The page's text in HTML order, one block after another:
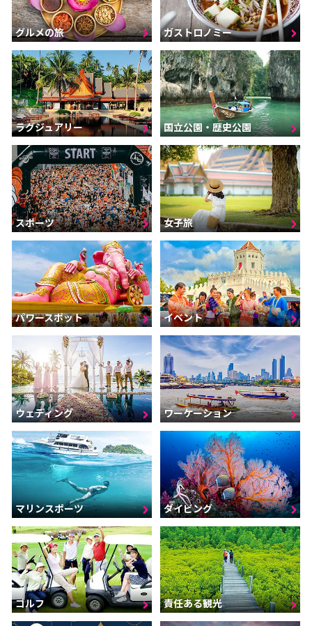
グルメの旅 ガストロノミー
ラグジュアリー 国立公園・歴史公園
スポーツ 女子旅
パワースポット イベント
ウェディング ワーケーション
マリンスポーツ ダイビング
ゴルフ 責任ある観光